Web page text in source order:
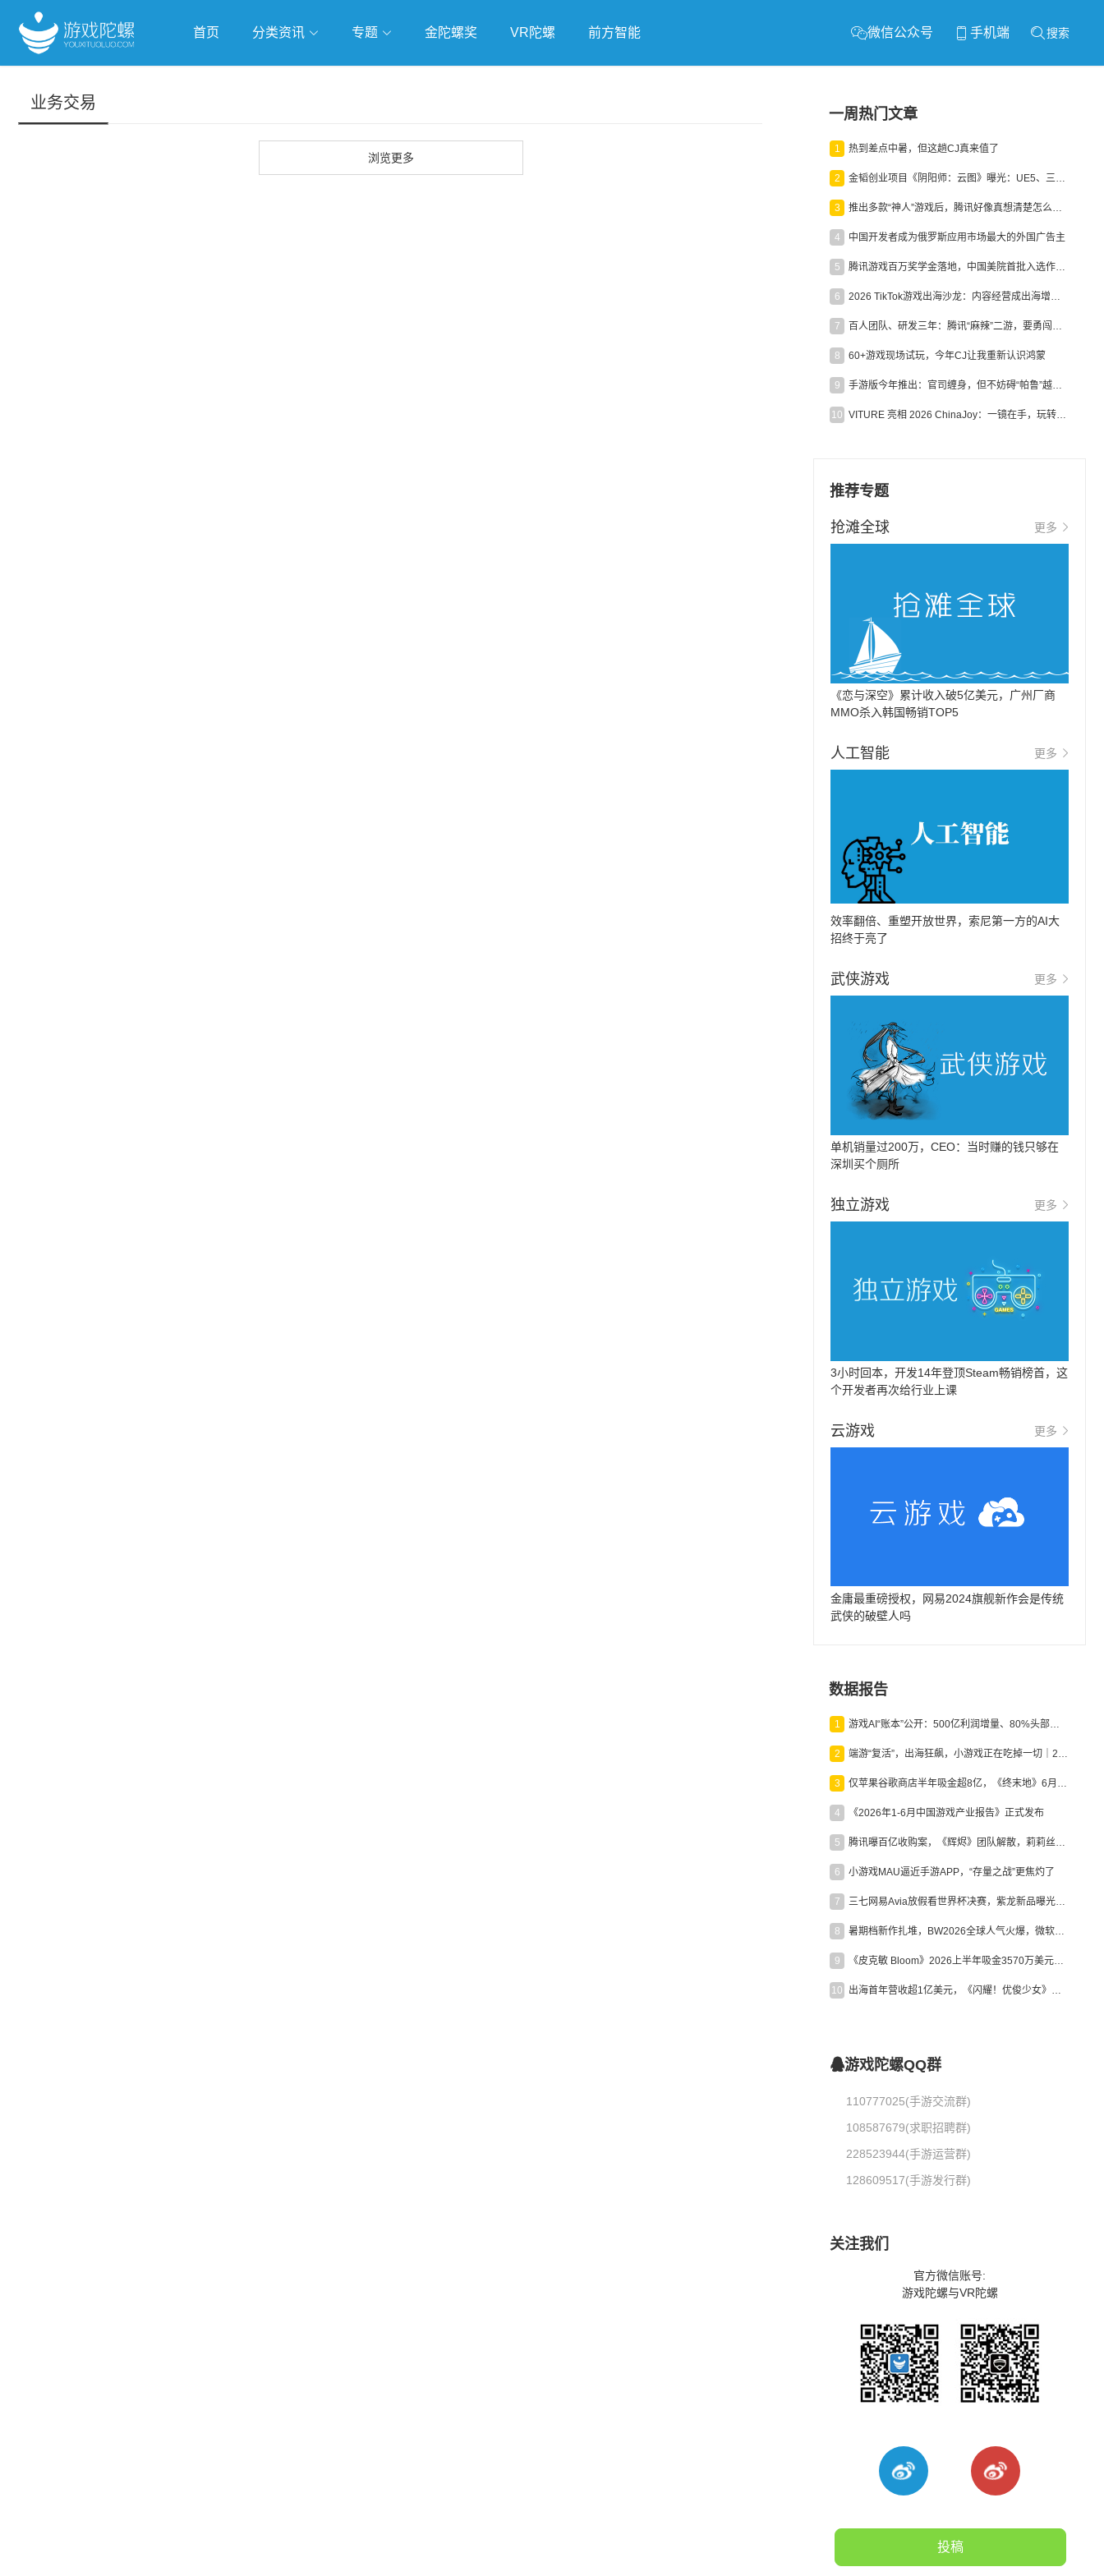
首页 分类资讯 专题 金陀螺奖 VR陀螺 前方智能 微信公众号 手机端 搜索
业务交易
浏览更多
一周热门文章
1 热到差点中暑，但这趟CJ真来值了
2 金韬创业项目《阴阳师：云图》曝光：UE5、三端互通、ARPG
3 推出多款“神人”游戏后，腾讯好像真想清楚怎么做二次元了
4 中国开发者成为俄罗斯应用市场最大的外国广告主
5 腾讯游戏百万奖学金落地，中国美院首批入选作品获业内关注
6 2026 TikTok游戏出海沙龙：内容经营成出海增长新引擎
7 百人团队、研发三年：腾讯“麻辣”二游，要勇闯男性恋爱市场
8 60+游戏现场试玩，今年CJ让我重新认识鸿蒙
9 手游版今年推出：官司缠身，但不妨碍“帕鲁”越来越火
10 VITURE 亮相 2026 ChinaJoy：一镜在手，玩转全场！
推荐专题
抢滩全球 更多
《恋与深空》累计收入破5亿美元，广州厂商
MMO杀入韩国畅销TOP5
人工智能 更多
效率翻倍、重塑开放世界，索尼第一方的AI大
招终于亮了
武侠游戏 更多
单机销量过200万，CEO：当时赚的钱只够在
深圳买个厕所
独立游戏 更多
3小时回本，开发14年登顶Steam畅销榜首，这
个开发者再次给行业上课
云游戏 更多
金庸最重磅授权，网易2024旗舰新作会是传统
武侠的破壁人吗
数据报告
1 游戏AI“账本”公开：500亿利润增量、80%头部入局，谁在闷声发财？
2 端游“复活”，出海狂飙，小游戏正在吃掉一切｜2026上半年产业报告
3 仅苹果谷歌商店半年吸金超8亿，《终末地》6月份收入显著回暖
4 《2026年1-6月中国游戏产业报告》正式发布
5 腾讯曝百亿收购案，《辉烬》团队解散，莉莉丝新作曝光｜陀螺周报
6 小游戏MAU逼近手游APP，“存量之战”更焦灼了
7 三七网易Avia放假看世界杯决赛，紫龙新品曝光，米哈游新作上线 | 陀螺周报
8 暑期档新作扎堆，BW2026全球人气火爆，微软XBOX大裁员|陀螺周报
9 《皮克敏 Bloom》2026上半年吸金3570万美元，中国台湾成最大市场
10 出海首年营收超1亿美元，《闪耀！优俊少女》美国市场占比达七成
游戏陀螺QQ群
110777025(手游交流群)
108587679(求职招聘群)
228523944(手游运营群)
128609517(手游发行群)
关注我们
官方微信账号:
游戏陀螺与VR陀螺
投稿